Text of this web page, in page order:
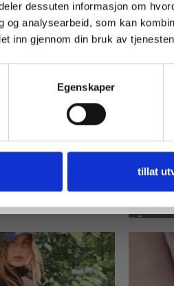
dessuten informasjon om
og analysearbeid, som kan
inn gjennom din bruk av
Egenskaper
tillat
(2a Tynn
Vollan
Sandnes
LES MER
på tilbud